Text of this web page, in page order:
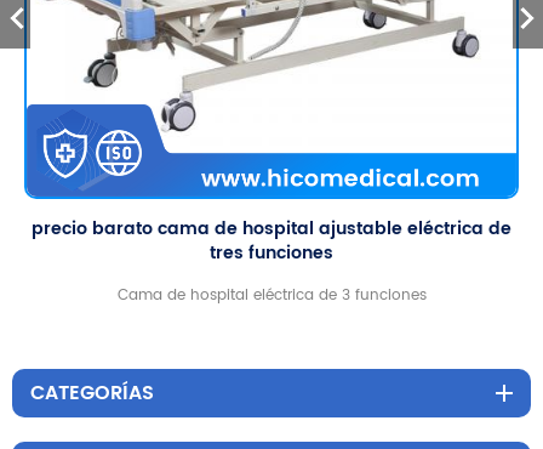
precio barato cama de hospital ajustable eléctrica de
tres funciones
Cama de hospital eléctrica de 3 funciones
CATEGORÍAS